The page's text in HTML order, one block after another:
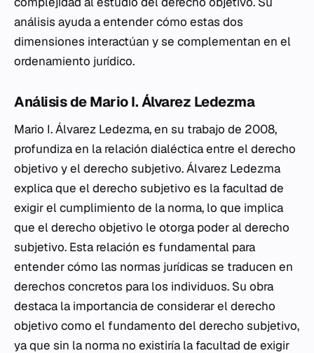
análisis ayuda a entender cómo estas dos
dimensiones interactúan y se complementan en el
ordenamiento jurídico.
Análisis de Mario I. Álvarez Ledezma
Mario I. Álvarez Ledezma, en su trabajo de 2008,
profundiza en la relación dialéctica entre el derecho
objetivo y el derecho subjetivo. Álvarez Ledezma
explica que el derecho subjetivo es la facultad de
exigir el cumplimiento de la norma, lo que implica
que el derecho objetivo le otorga poder al derecho
subjetivo. Esta relación es fundamental para
entender cómo las normas jurídicas se traducen en
derechos concretos para los individuos. Su obra
destaca la importancia de considerar el derecho
objetivo como el fundamento del derecho subjetivo,
ya que sin la norma no existiría la facultad de exigir